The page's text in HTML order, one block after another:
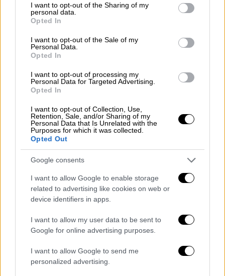
not limited to your visit or usage behaviour. You may click to
grant or deny consent to Google and its third-party tags to
use your data for below specified purposes in below Google
consent section.
I want to opt-out of the Sharing of my
personal data.
Opted In
I want to opt-out of the Sale of my
Personal Data.
Opted In
I want to opt-out of processing my
Personal Data for Targeted Advertising.
Opted In
I want to opt-out of Collection, Use,
Retention, Sale, and/or Sharing of my
Personal Data that Is Unrelated with the
Purposes for which it was collected.
Opted Out
Google consents
I want to allow Google to enable storage
related to advertising like cookies on web or
device identifiers in apps.
I want to allow my user data to be sent to
Google for online advertising purposes.
I want to allow Google to send me
personalized advertising.
κοστούμιαπαρέμειναν, όμως η ατμόσφαιρα
της σάουνας ενισχύθηκε σημαντικά, με πιο
έντονη χρήση φωτιάς, ξύλινες
διακοσμητικές παρεμβάσεις και νέο σκηνικό
κινητικότητα στους χορευτές.
φόντο ένα κινηματογραφικό τοπίο με δάσος
και ελάφια, που προσδίδει μια παραμυθένια
διάσταση στο τραγούδι. Στην κορύφωση, η
σκηνή γεμίζει φως και δυναμικά οπτικά εφέ,
όπως λέιζερ και νέον.
Ο καπνός που καλύπτει τη σκηνή από την
αρχή ενισχύει την αίσθηση ατμού,
λειτουργώντας ως φόρος τιμής στη
θεματολογία του τραγουδιού. Το φινάλε
πυροτεχνήματα κατά τη διάρκεια της
κιθαριστικής γέφυρας.